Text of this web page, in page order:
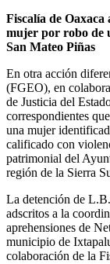
Fiscalía de Oaxaca
mujer por robo de
San Mateo Piñas
En otra acción
(FGEO), en
de Justicia del
correspondientes
una mujer
calificado con
patrimonial del
región de la Sierra
La detención de
adscritos a la
aprehensiones de
municipio de
colaboración de la